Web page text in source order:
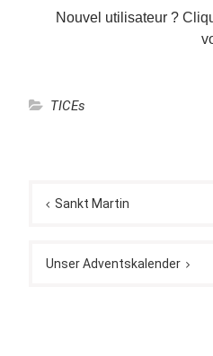
Nouvel utilisateur ?
TICEs
de Sankt Martin
Unser Adventskalender